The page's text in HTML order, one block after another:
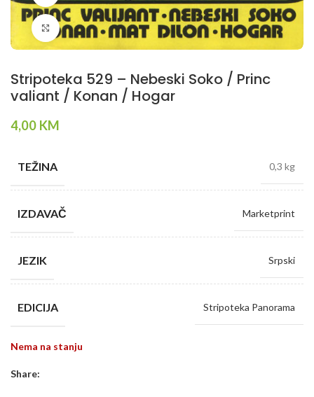
Klikni da povečaš
Stripoteka 529 – Nebeski Soko / Princ
valiant / Konan / Hogar
4,00 KM
TEŽINA 0,3 kg
IZDAVAČ Marketprint
JEZIK Srpski
EDICIJA Stripoteka Panorama
Nema na stanju
Share: